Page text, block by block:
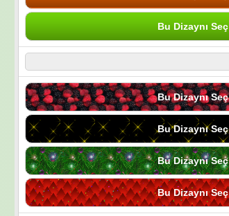
Bu Dizaynı Seç
Bu Dizaynı Seç
Bu Dizaynı Seç
Bu Dizaynı Seç
Bu Dizaynı Seç